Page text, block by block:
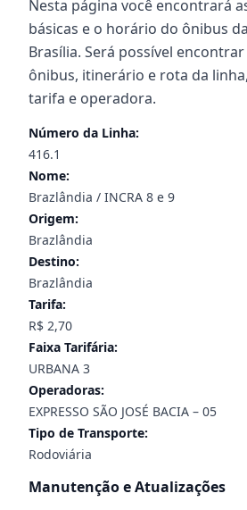
Nesta página você encontrará
básicas e o horário do ônibus
Brasília. Será possível
ônibus, itinerário e rota da
tarifa e operadora.
Número da Linha:
416.1
Nome:
Brazlândia / INCRA 8 e 9
Origem:
Brazlândia
Destino:
Brazlândia
Tarifa:
R$ 2,70
Faixa Tarifária:
URBANA 3
Operadoras:
EXPRESSO SÃO JOSÉ BACIA – 05
Tipo de Transporte:
Rodoviária
Manutenção e Atualizações